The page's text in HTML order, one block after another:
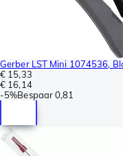
Gerber LST Mini 1074536,
€ 15,33
€ 16,14
-5%Bespaar0,81